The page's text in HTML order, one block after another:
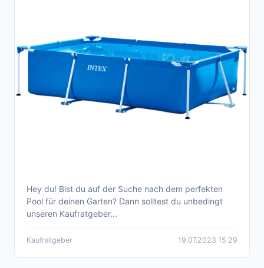
Die besten 10 Pools für den sommerlichen
Badespaß
Hey du! Bist du auf der Suche nach dem perfekten
Pool für deinen Garten? Dann solltest du unbedingt
unseren Kaufratgeber...
Kaufratgeber 19.07.2023 15:29